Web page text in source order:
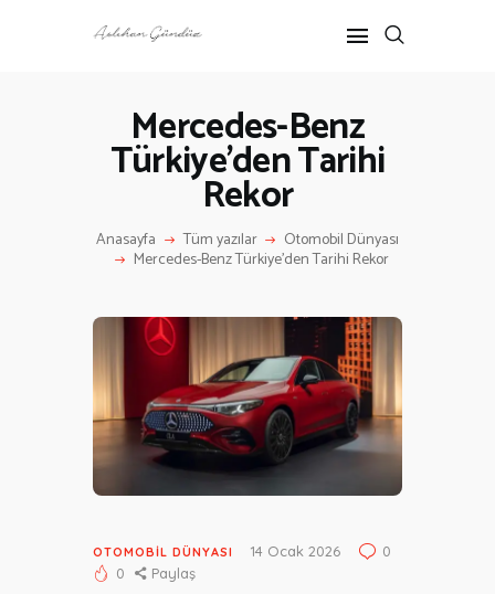
Mercedes-Benz
Türkiye’den Tarihi
Rekor
Anasayfa Tüm yazılar Otomobil Dünyası
Mercedes-Benz Türkiye’den Tarihi Rekor
ANASAYFA
RÖPORTAJ
ANNE-ÇOCUK
KÜLTÜR SANAT
İLETIŞIM
OTOMOBIL DÜNYASI 14 Ocak 2026
0
0
Paylaş